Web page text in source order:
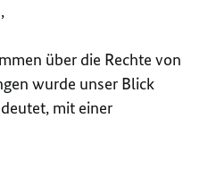
über die Rechte von
wurde unser Blick
mit einer